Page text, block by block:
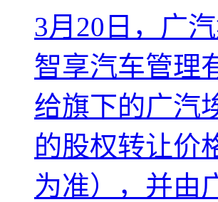
3月20日，广
智享汽车管理
给旗下的广汽
的股权转让价
为准），并由